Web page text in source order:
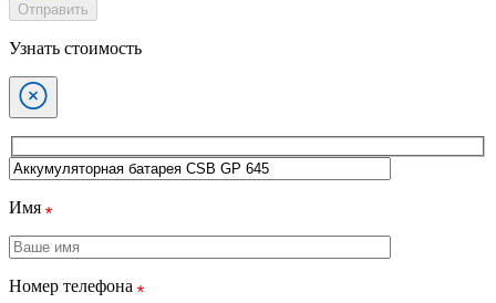
Отправить
Узнать стоимость
Имя
Номер телефона